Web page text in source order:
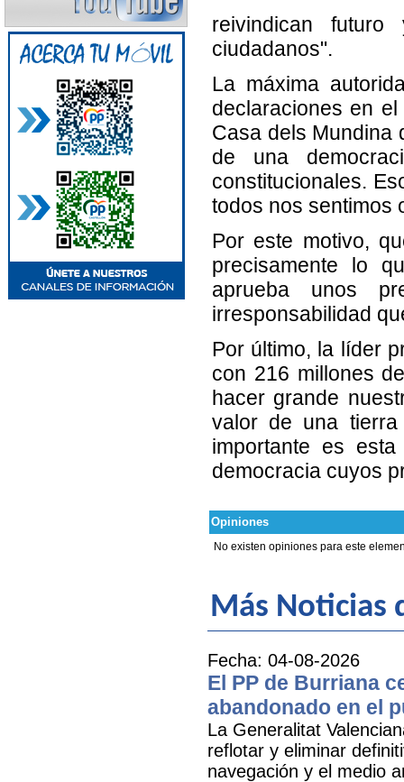
reivindican
ciudadanos".
La máxima
declaraciones en
Casa dels Mundina
de una
constitucionales.
todos nos sentimos
Por este motivo,
precisamente lo
aprueba unos
irresponsabilidad
Por último, la líder
con 216 millones
hacer grande
valor de una
importante es
democracia cuyos
Opiniones
No existen opiniones para este
Más Noticias
Fecha: 04-08-2026
El PP de Burriana
abandonado en el
La Generalitat
reflotar y eliminar
navegación y el medio